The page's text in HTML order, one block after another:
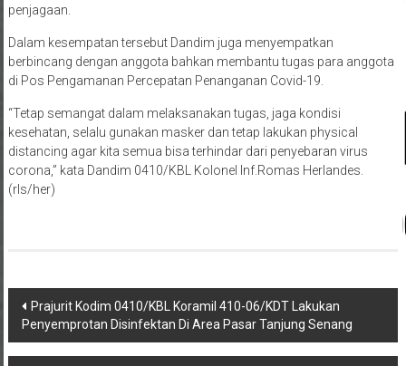
penjagaan.
Dalam kesempatan tersebut Dandim juga menyempatkan
berbincang dengan anggota bahkan membantu tugas para anggota
di Pos Pengamanan Percepatan Penanganan Covid-19.
“Tetap semangat dalam melaksanakan tugas, jaga kondisi
kesehatan, selalu gunakan masker dan tetap lakukan physical
distancing agar kita semua bisa terhindar dari penyebaran virus
corona,” kata Dandim 0410/KBL Kolonel Inf.Romas Herlandes.
(rls/her)
Navigasi
pos
Prajurit Kodim 0410/KBL Koramil 410-06/KDT Lakukan
Penyemprotan Disinfektan Di Area Pasar Tanjung Senang